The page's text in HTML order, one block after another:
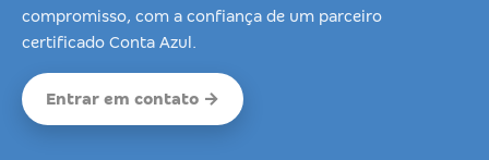
compromisso, com a confiança de um parceiro
certificado Conta Azul.
Entrar em contato →